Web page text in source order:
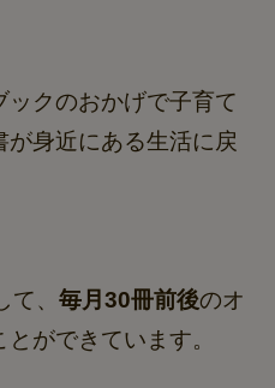
クのおかげで子育て
身近にある生活に戻
て、 毎月30冊前後のオ
ができています。